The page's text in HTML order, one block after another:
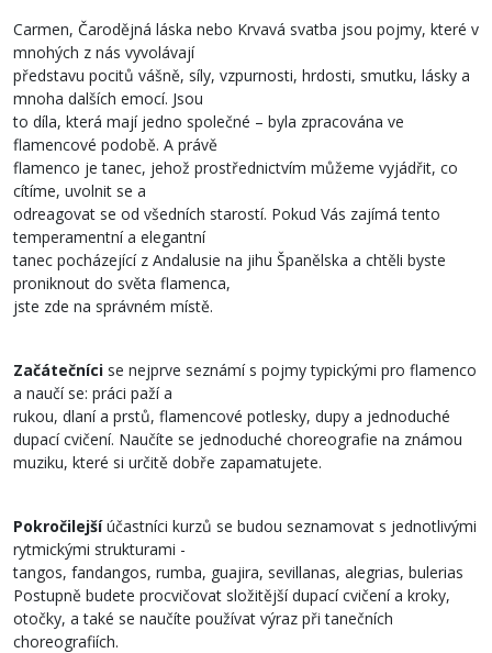
Carmen, Čarodějná láska nebo Krvavá svatba jsou pojmy, které v
mnohých z nás vyvolávají
představu pocitů vášně, síly, vzpurnosti, hrdosti, smutku, lásky a
mnoha dalších emocí. Jsou
to díla, která mají jedno společné – byla zpracována ve
flamencové podobě. A právě
flamenco je tanec, jehož prostřednictvím můžeme vyjádřit, co
cítíme, uvolnit se a
odreagovat se od všedních starostí. Pokud Vás zajímá tento
temperamentní a elegantní
tanec pocházející z Andalusie na jihu Španělska a chtěli byste
proniknout do světa flamenca,
jste zde na správném místě.
Začátečníci se nejprve seznámí s pojmy typickými pro flamenco
a naučí se: práci paží a
rukou, dlaní a prstů, flamencové potlesky, dupy a jednoduché
dupací cvičení. Naučíte se jednoduché choreografie na známou
muziku, které si určitě dobře zapamatujete.
Pokročilejšíúčastníci kurzů se budou seznamovat s jednotlivými
rytmickými strukturami -
tangos, fandangos, rumba, guajira, sevillanas, alegrias, bulerias
Postupně budete procvičovat složitější dupací cvičení a kroky,
otočky, a také se naučíte používat výraz při tanečních
choreografiích.